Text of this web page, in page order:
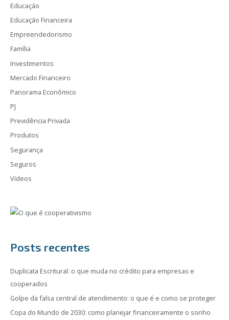
Educação
Educação Financeira
Empreendedorismo
Família
Investimentos
Mercado Financeiro
Panorama Econômico
PJ
Previdência Privada
Produtos
Segurança
Seguros
Vídeos
Posts recentes
Duplicata Escritural: o que muda no crédito para empresas e
cooperados
Golpe da falsa central de atendimento: o que é e como se proteger
Copa do Mundo de 2030: como planejar financeiramente o sonho